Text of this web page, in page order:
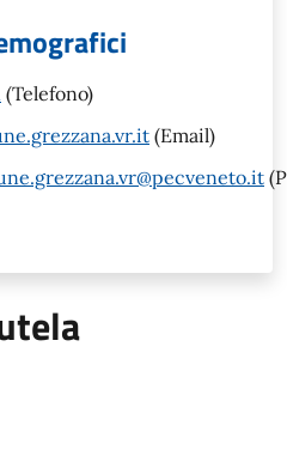
(Telefono)
(Email)